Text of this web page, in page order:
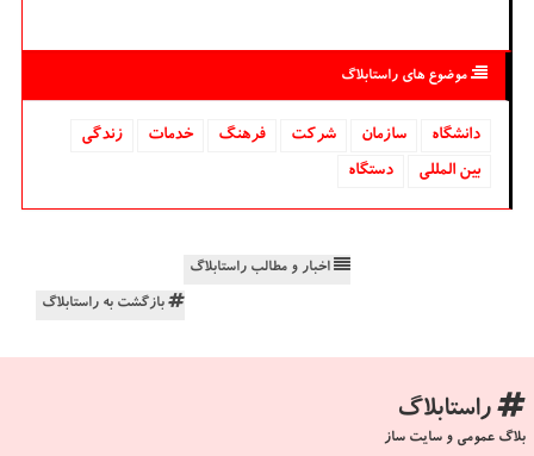
موضوع های راستابلاگ
دانشگاه‌ سازمان شركت فرهنگ خدمات
زندگی
بین المللی
دستگاه
اخبار و مطالب راستابلاگ
بازگشت به راستابلاگ
راستابلاگ
بلاگ عمومی و سایت ساز